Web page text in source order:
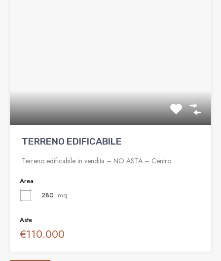
️ TERRENO EDIFICABILE
️ Terreno edificabile in vendita – NO ASTA – Centro…
Area
280 mq
Aste
€110.000